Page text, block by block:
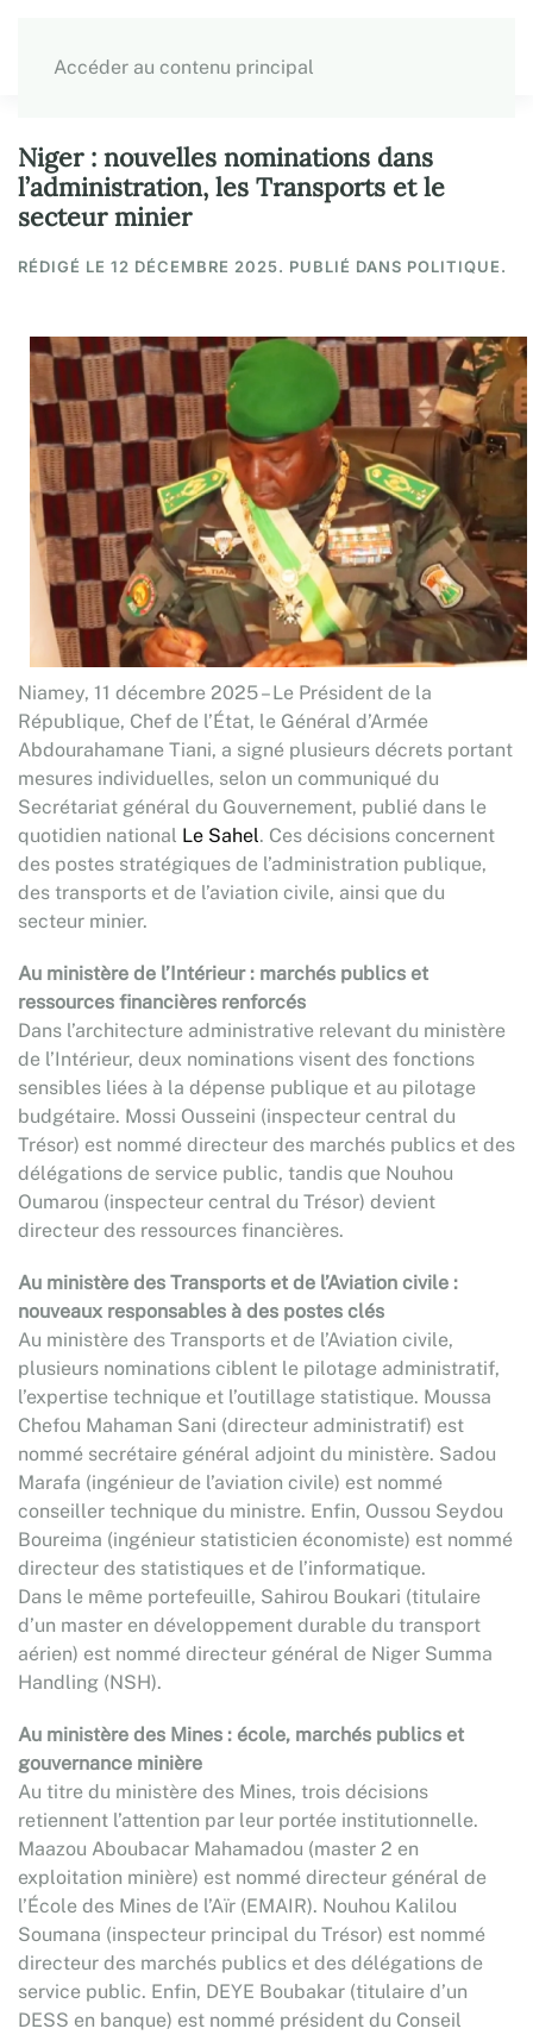
Accéder au contenu principal
Niger : nouvelles nominations dans
l’administration, les Transports et le
secteur minier
RÉDIGÉ LE 12 DÉCEMBRE 2025. PUBLIÉ DANS POLITIQUE.
Niamey, 11 décembre 2025 – Le Président de la
République, Chef de l’État, le Général d’Armée
Abdourahamane Tiani, a signé plusieurs décrets portant
mesures individuelles, selon un communiqué du
Secrétariat général du Gouvernement, publié dans le
quotidien national Le Sahel. Ces décisions concernent
des postes stratégiques de l’administration publique,
des transports et de l’aviation civile, ainsi que du
secteur minier.
Au ministère de l’Intérieur : marchés publics et
ressources financières renforcés
Dans l’architecture administrative relevant du ministère
de l’Intérieur, deux nominations visent des fonctions
sensibles liées à la dépense publique et au pilotage
budgétaire. Mossi Ousseini (inspecteur central du
Trésor) est nommé directeur des marchés publics et des
délégations de service public, tandis que Nouhou
Oumarou (inspecteur central du Trésor) devient
directeur des ressources financières.
Au ministère des Transports et de l’Aviation civile :
nouveaux responsables à des postes clés
Au ministère des Transports et de l’Aviation civile,
plusieurs nominations ciblent le pilotage administratif,
l’expertise technique et l’outillage statistique. Moussa
Chefou Mahaman Sani (directeur administratif) est
nommé secrétaire général adjoint du ministère. Sadou
Marafa (ingénieur de l’aviation civile) est nommé
conseiller technique du ministre. Enfin, Oussou Seydou
Boureima (ingénieur statisticien économiste) est nommé
directeur des statistiques et de l’informatique.
Dans le même portefeuille, Sahirou Boukari (titulaire
d’un master en développement durable du transport
aérien) est nommé directeur général de Niger Summa
Handling (NSH).
Au ministère des Mines : école, marchés publics et
gouvernance minière
Au titre du ministère des Mines, trois décisions
retiennent l’attention par leur portée institutionnelle.
Maazou Aboubacar Mahamadou (master 2 en
exploitation minière) est nommé directeur général de
l’École des Mines de l’Aïr (EMAIR). Nouhou Kalilou
Soumana (inspecteur principal du Trésor) est nommé
directeur des marchés publics et des délégations de
service public. Enfin, DEYE Boubakar (titulaire d’un
DESS en banque) est nommé président du Conseil